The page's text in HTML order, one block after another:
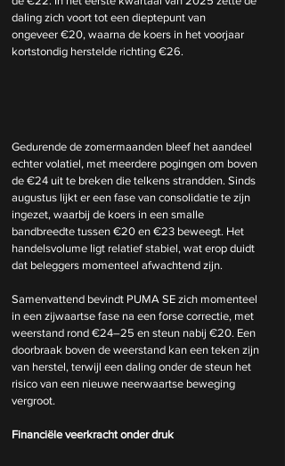
daling zich voort tot een dieptepunt van
ongeveer €20, waarna de koers in het voorjaar
kortstondig herstelde richting €26.
Gedurende de zomermaanden bleef het aandeel
echter volatiel, met meerdere pogingen om boven
de €24 uit te breken die telkens strandden. Sinds
augustus lijkt er een fase van consolidatie te zijn
ingezet, waarbij de koers in een smalle
bandbreedte tussen €20 en €23 beweegt. Het
handelsvolume ligt relatief stabiel, wat erop duidt
dat beleggers momenteel afwachtend zijn.
Samenvattend bevindt PUMA SE zich momenteel
in een zijwaartse fase na een forse correctie, met
weerstand rond €24–25 en steun nabij €20. Een
doorbraak boven de weerstand kan een teken zijn
van herstel, terwijl een daling onder de steun het
risico van een nieuwe neerwaartse beweging
vergroot.
Financiële veerkracht onder druk